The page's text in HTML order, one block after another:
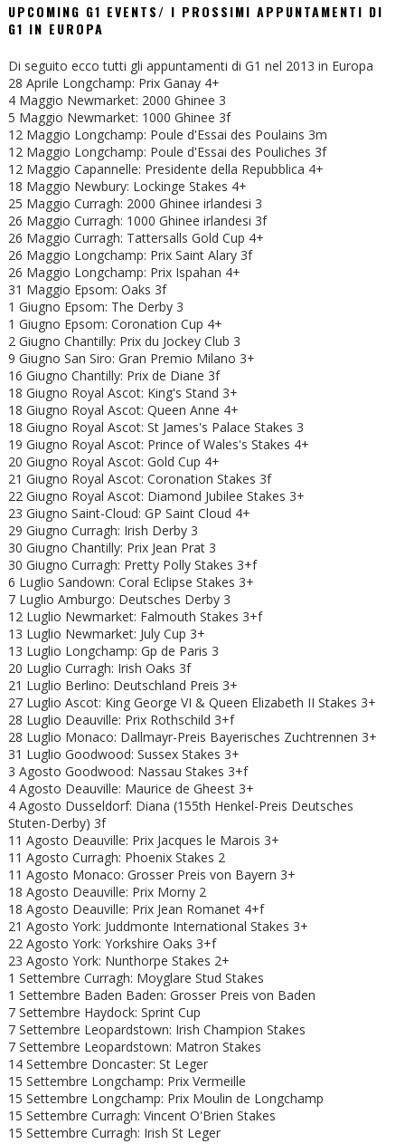
UPCOMING G1 EVENTS/ I PROSSIMI APPUNTAMENTI DI
G1 IN EUROPA
Di seguito ecco tutti gli appuntamenti di G1 nel 2013 in Europa
28 Aprile Longchamp: Prix Ganay 4+
4 Maggio Newmarket: 2000 Ghinee 3
5 Maggio Newmarket: 1000 Ghinee 3f
12 Maggio Longchamp: Poule d'Essai des Poulains 3m
12 Maggio Longchamp: Poule d'Essai des Pouliches 3f
12 Maggio Capannelle: Presidente della Repubblica 4+
18 Maggio Newbury: Lockinge Stakes 4+
25 Maggio Curragh: 2000 Ghinee irlandesi 3
26 Maggio Curragh: 1000 Ghinee irlandesi 3f
26 Maggio Curragh: Tattersalls Gold Cup 4+
26 Maggio Longchamp: Prix Saint Alary 3f
26 Maggio Longchamp: Prix Ispahan 4+
31 Maggio Epsom: Oaks 3f
1 Giugno Epsom: The Derby 3
1 Giugno Epsom: Coronation Cup 4+
2 Giugno Chantilly: Prix du Jockey Club 3
9 Giugno San Siro: Gran Premio Milano 3+
16 Giugno Chantilly: Prix de Diane 3f
18 Giugno Royal Ascot: King's Stand 3+
18 Giugno Royal Ascot: Queen Anne 4+
18 Giugno Royal Ascot: St James's Palace Stakes 3
19 Giugno Royal Ascot: Prince of Wales's Stakes 4+
20 Giugno Royal Ascot: Gold Cup 4+
21 Giugno Royal Ascot: Coronation Stakes 3f
22 Giugno Royal Ascot: Diamond Jubilee Stakes 3+
23 Giugno Saint-Cloud: GP Saint Cloud 4+
29 Giugno Curragh: Irish Derby 3
30 Giugno Chantilly: Prix Jean Prat 3
30 Giugno Curragh: Pretty Polly Stakes 3+f
6 Luglio Sandown: Coral Eclipse Stakes 3+
7 Luglio Amburgo: Deutsches Derby 3
12 Luglio Newmarket: Falmouth Stakes 3+f
13 Luglio Newmarket: July Cup 3+
13 Luglio Longchamp: Gp de Paris 3
20 Luglio Curragh: Irish Oaks 3f
21 Luglio Berlino: Deutschland Preis 3+
27 Luglio Ascot: King George VI & Queen Elizabeth II Stakes 3+
28 Luglio Deauville: Prix Rothschild 3+f
28 Luglio Monaco: Dallmayr-Preis Bayerisches Zuchtrennen 3+
31 Luglio Goodwood: Sussex Stakes 3+
3 Agosto Goodwood: Nassau Stakes 3+f
4 Agosto Deauville: Maurice de Gheest 3+
4 Agosto Dusseldorf: Diana (155th Henkel-Preis Deutsches
Stuten-Derby) 3f
11 Agosto Deauville: Prix Jacques le Marois 3+
11 Agosto Curragh: Phoenix Stakes 2
11 Agosto Monaco: Grosser Preis von Bayern 3+
18 Agosto Deauville: Prix Morny 2
18 Agosto Deauville: Prix Jean Romanet 4+f
21 Agosto York: Juddmonte International Stakes 3+
22 Agosto York: Yorkshire Oaks 3+f
23 Agosto York: Nunthorpe Stakes 2+
1 Settembre Curragh: Moyglare Stud Stakes
1 Settembre Baden Baden: Grosser Preis von Baden
7 Settembre Haydock: Sprint Cup
7 Settembre Leopardstown: Irish Champion Stakes
7 Settembre Leopardstown: Matron Stakes
14 Settembre Doncaster: St Leger
15 Settembre Longchamp: Prix Vermeille
15 Settembre Longchamp: Prix Moulin de Longchamp
15 Settembre Curragh: Vincent O'Brien Stakes
15 Settembre Curragh: Irish St Leger